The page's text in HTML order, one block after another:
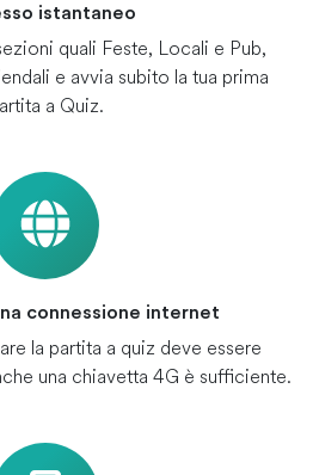
istantaneo
quali Feste, Locali e Pub,
e avvia subito la tua prima
a Quiz.
connessione internet
la partita a quiz deve essere
una chiavetta 4G è sufficiente.